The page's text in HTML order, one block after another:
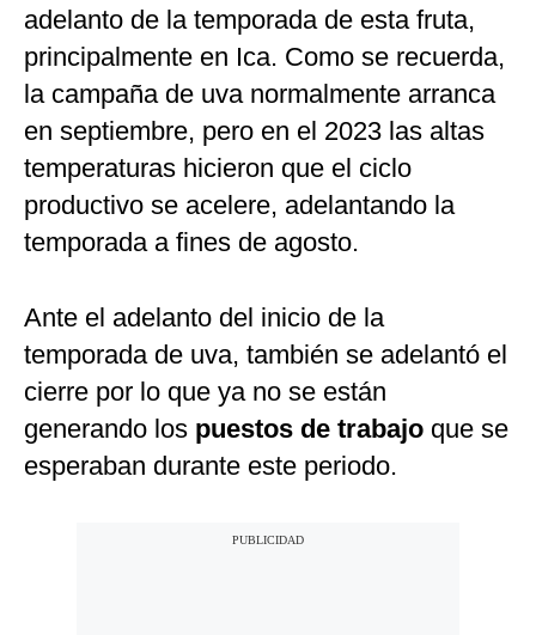
adelanto de la temporada de esta fruta,
principalmente en Ica. Como se recuerda,
la campaña de uva normalmente arranca
en septiembre, pero en el 2023 las altas
temperaturas hicieron que el ciclo
productivo se acelere, adelantando la
temporada a fines de agosto.
Ante el adelanto del inicio de la
temporada de uva, también se adelantó el
cierre por lo que ya no se están
generando los puestos de trabajo que se
esperaban durante este periodo.